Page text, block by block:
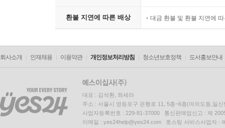
환불 지연에 따른 배상 대금 환불 및 환불 지연에
회사소개 인재채용 이용약관 개인정보처리방침 청소년보호정책 도서홍보안내
대표 : 김석환, 최세라
주소 : 서울시 영등포구 은행로 11, 5층~6층(여의도동,일신
사업자등록번호 : 229-81-37000 통신판매업신고 : 제
이메일 : yes24help@yes24.com 호스팅 서비스사업자 :